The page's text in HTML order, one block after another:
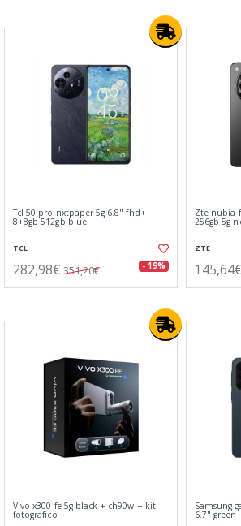
Tcl 50 pro nxtpaper 5g 6.8" fhd+
8+8gb 512gb blue
TCL
282,98€ 351,20€ - 19%
Zte nubia
256gb 5g
ZTE
145,64€
Vivo x300 fe 5g black + ch90w + kit
fotografico
Samsung
6.7" green